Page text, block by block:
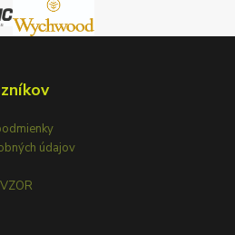
údajov